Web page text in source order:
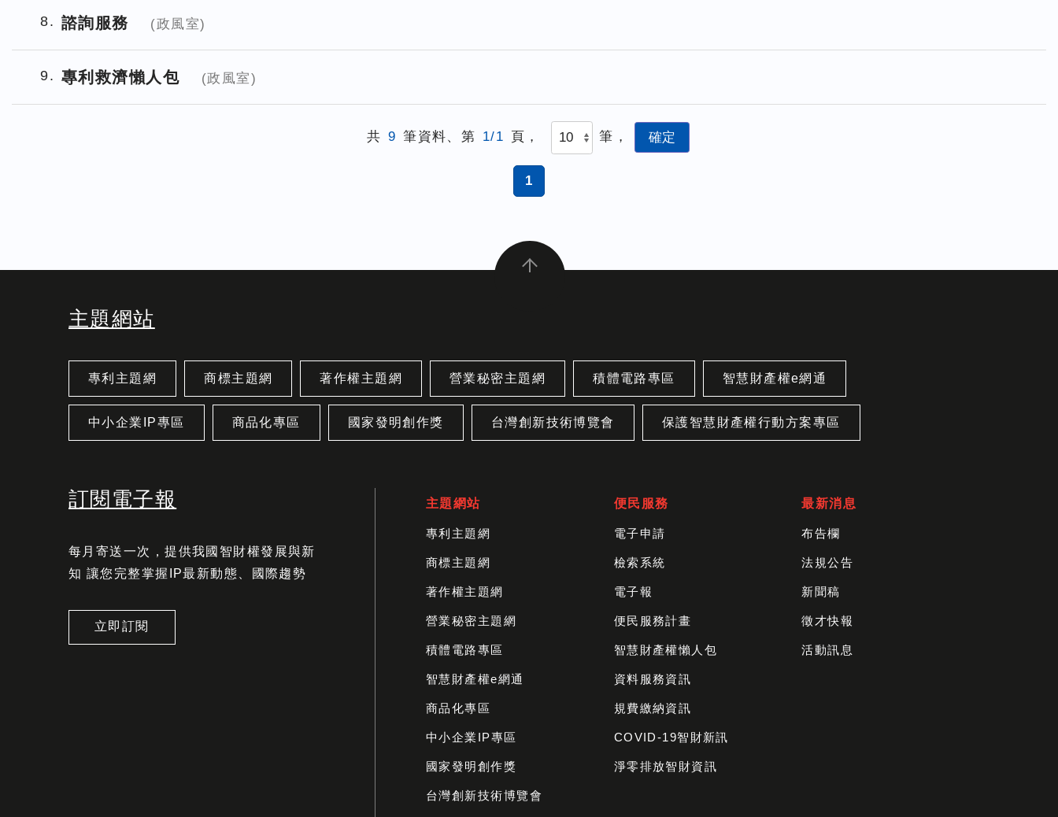
8 諮詢服務 (政風室)
9 專利救濟懶人包 (政風室)
共 9 筆資料、第 1/1 頁， 筆，
1
主題網站
專利主題網 商標主題網 著作權主題網 營業秘密主題網 積體電路專區 智慧財產權e網通
中小企業IP專區 商品化專區 國家發明創作獎 台灣創新技術博覽會 保護智慧財產權行動方案專區
訂閱電子報
每月寄送一次，提供我國智財權發展與新
知 讓您完整掌握IP最新動態、國際趨勢
立即訂閱
主題網站
專利主題網
商標主題網
著作權主題網
營業秘密主題網
積體電路專區
智慧財產權e網通
商品化專區
中小企業IP專區
國家發明創作獎
台灣創新技術博覽會
便民服務
電子申請
檢索系統
電子報
便民服務計畫
智慧財產權懶人包
資料服務資訊
規費繳納資訊
COVID-19智財新訊
淨零排放智財資訊
最新消息
布告欄
法規公告
新聞稿
徵才快報
活動訊息